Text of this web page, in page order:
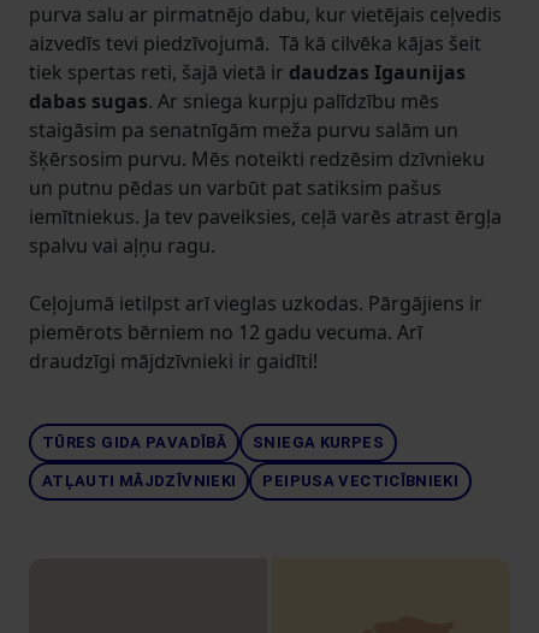
purva salu ar pirmatnējo dabu, kur vietējais ceļvedis
aizvedīs tevi piedzīvojumā. Tā kā cilvēka kājas šeit
tiek spertas reti, šajā vietā ir daudzas Igaunijas
dabas sugas. Ar sniega kurpju palīdzību mēs
staigāsim pa senatnīgām meža purvu salām un
šķērsosim purvu. Mēs noteikti redzēsim dzīvnieku
un putnu pēdas un varbūt pat satiksim pašus
iemītniekus. Ja tev paveiksies, ceļā varēs atrast ērgļa
spalvu vai aļņu ragu.
Ceļojumā ietilpst arī vieglas uzkodas. Pārgājiens ir
piemērots bērniem no 12 gadu vecuma. Arī
draudzīgi mājdzīvnieki ir gaidīti!
TŪRES GIDA PAVADĪBĀ SNIEGA KURPES
ATĻAUTI MĀJDZĪVNIEKI PEIPUSA VECTICĪBNIEKI